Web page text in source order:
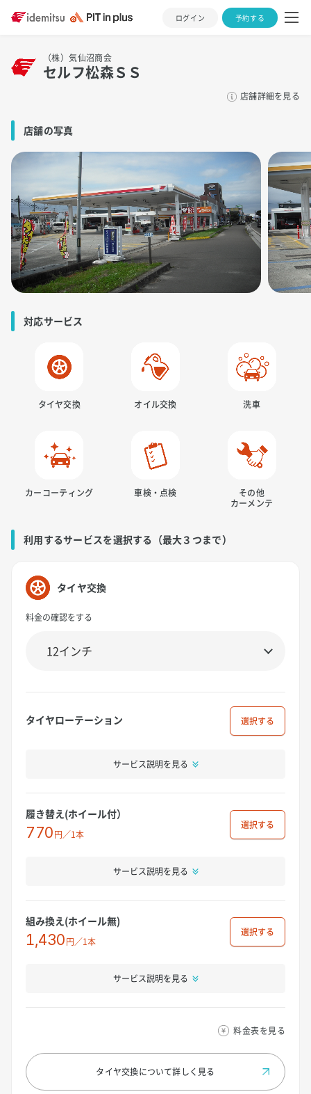
ログイン 予約する
（株）気仙沼商会
セルフ松森ＳＳ
店舗詳細を見る
店舗の写真
対応サービス
タイヤ交換 オイル交換 洗車
カーコーティング 車検・点検
その他
カーメンテ
利用するサービスを選択する（最大３つまで）
タイヤ交換
料金の確認をする
タイヤローテーション 選択
サービス説明を見る
履き替え(ホイール付）
770円／1本
選択
サービス説明を見る
組み換え(ホイール無)
1,430円／1本
選択
サービス説明を見る
料金表を見る
タイヤ交換について詳しく見る